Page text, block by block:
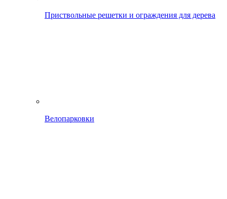
Приствольные решетки и ограждения для дерева
Велопарковки